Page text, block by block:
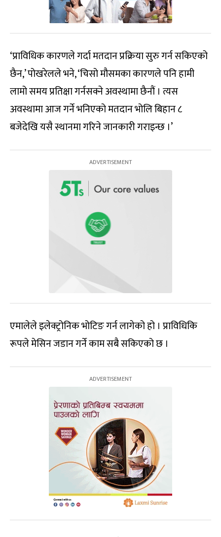
‘प्राविधिक कारणले गर्दा मतदान प्रक्रिया सुरु गर्न सकिएको
छैन,’ पोखरेलले भने, ‘चिसो मौसमका कारणले पनि हामी
लामो समय प्रतिक्षा गर्नसक्ने अवस्थामा छैनौं । त्यस
अवस्थामा आज गर्ने भनिएको मतदान भोलि बिहान ८
बजेदेखि यसै स्थानमा गरिने जानकारी गराइन्छ ।’
एमालेले इलेक्ट्रोनिक भोटिङ गर्न लागेको हो । प्राविधिकि
रूपले मेसिन जडान गर्ने काम सबै सकिएको छ ।